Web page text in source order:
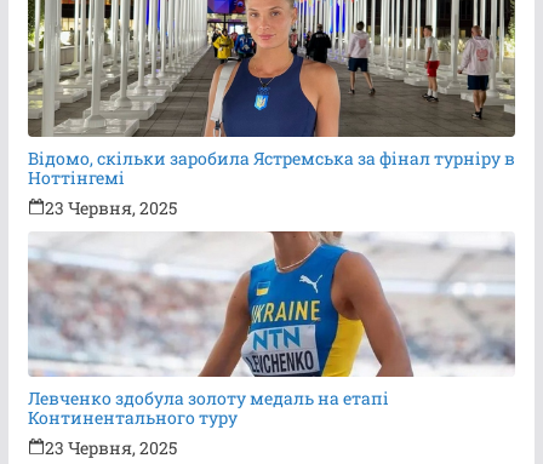
Відомо, скільки заробила Ястремська за фінал турніру в
Ноттінгемі
23 Червня, 2025
Левченко здобула золоту медаль на етапі
Континентального туру
23 Червня, 2025